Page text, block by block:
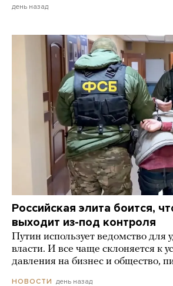
день назад
Российская элита боится,
выходит из-под контроля
Путин использует ведомство для
власти. И все чаще склоняется к
давления на бизнес и общество,
НОВОСТИ день назад